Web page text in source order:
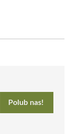
Polub nas!